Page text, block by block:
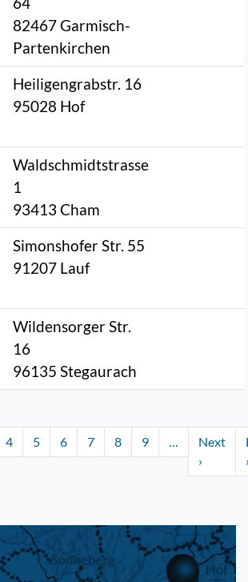
82467 Garmisch-
Partenkirchen
Heiligengrabstr. 16
95028 Hof
Waldschmidtstrasse
1
93413 Cham
Simonshofer Str. 55
91207 Lauf
Wildensorger Str.
16
96135 Stegaurach
4 5 6 7 8 9 …
Next
›